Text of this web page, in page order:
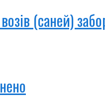
(саней)